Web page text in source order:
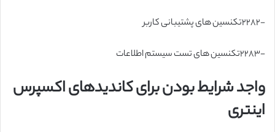
-۲۲۸۲تکنسین های پشتیبانی کاربر
-۲۲۸۳تکنسین های تست سیستم اطلاعات
واجد شرایط بودن برای کاندیدهای اکسپرس
اینتری